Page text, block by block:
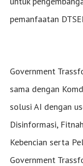
pemanfaatan
Government
sama dengan
solusi AI dengan
Disinformasi,
Kebencian serta
Government